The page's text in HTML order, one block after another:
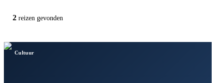
2 reizen gevonden
Cultuur